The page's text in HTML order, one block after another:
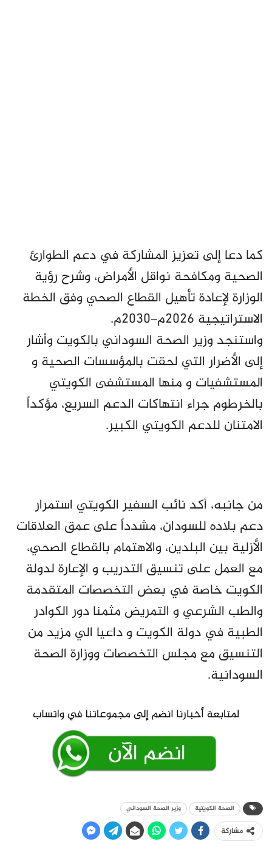
كما دعا إلى تعزيز المشاركة في دعم الطوارئ
الصحية ومكافحة نواقل الأمراض، وشرح رؤية
الوزارة لإعادة تأهيل القطاع الصحي وفق الخطة
الاستراتيجية 2026م–2030م.
واستنجد وزير الصحة السوداني بالكويت وأشار
إلى الأضرار التي لحقت بالمؤسسات الصحية و
المستشفيات و منها المستشفى الكويتي
بالخرطوم جراء انتهاكات الدعم السريع، مؤكداً
الامتنان للدعم الكويتي الكبير.
من جانبه، أكد نائب السفير الكويتي استمرار
دعم بلاده للسودان، مشدداً على عمق العلاقات
الأزلية بين البلدين، والاهتمام بالقطاع الصحي،
مع العمل على تنسيق التدريب و الإعارة لدولة
الكويت خاصة في بعض التخصصات المتقدمة
والطب الشرعي و التمريض مثمنا دور الكوادر
الطبية في دولة الكويت و داعيا الي مزيد من
التنسيق مع مجلس التخصصات ووزارة الصحة
السودانية.
الصحة الكويتية وزير الصحة السوداني
مشاركة